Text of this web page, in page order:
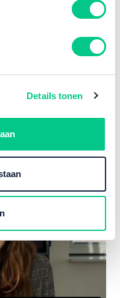
Details tonen
oplossingen.
oplossingen die
wilt inrichten of
met de MeetingDisplay
een